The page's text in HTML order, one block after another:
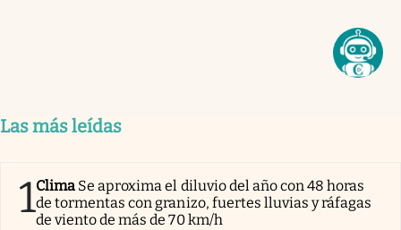
Las más leídas
1Clima Se aproxima el diluvio del año con 48 horas
de tormentas con granizo, fuertes lluvias y ráfagas
de viento de más de 70 km/h